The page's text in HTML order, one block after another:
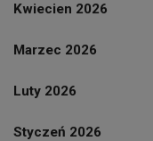
Kwiecien 2026
Marzec 2026
Luty 2026
Styczeń 2026